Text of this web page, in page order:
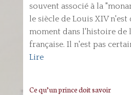
souvent associé à la
le siècle de Louis XIV
moment dans l'histoire de
française. Il n'est pas
Lire
Ce qu’un prince doit savoir